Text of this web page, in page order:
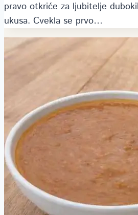
pravo otkriće za ljubitelje
ukusa. Cvekla se prvo…